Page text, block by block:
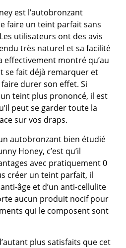
est l’autobronzant
faire un teint parfait sans
utilisateurs ont des avis
très naturel et sa facilité
effectivement montré qu’au
se fait déjà remarquer et
durer son effet. Si
teint plus prononcé, il est
peut se garder toute la
sur vos draps.
autobronzant bien étudié
Honey, c’est qu’il
avec pratiquement 0
créer un teint parfait, il
âge et d’un anti-cellulite
aucun produit nocif pour
qui le composent sont
plus satisfaits que cet